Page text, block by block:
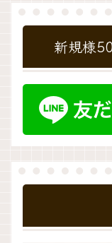
新規様